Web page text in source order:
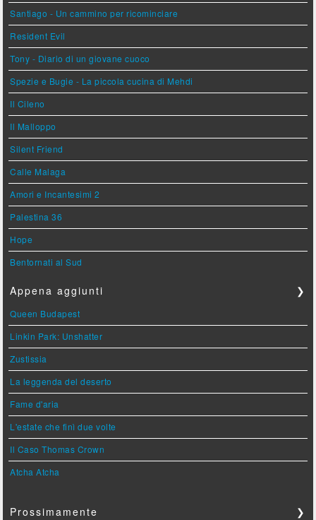
Santiago - Un cammino per ricominciare
Resident Evil
Tony - Diario di un giovane cuoco
Spezie e Bugie - La piccola cucina di Mehdi
Il Cileno
Il Malloppo
Silent Friend
Calle Malaga
Amori e Incantesimi 2
Palestina 36
Hope
Bentornati al Sud
Appena aggiunti ❯
Queen Budapest
Linkin Park: Unshatter
Zustissia
La leggenda del deserto
Fame d'aria
L'estate che finì due volte
Il Caso Thomas Crown
Atcha Atcha
Prossimamente ❯